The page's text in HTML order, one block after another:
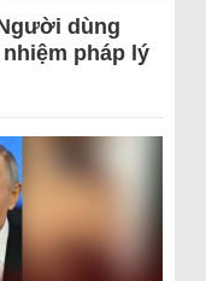
dùng
pháp lý